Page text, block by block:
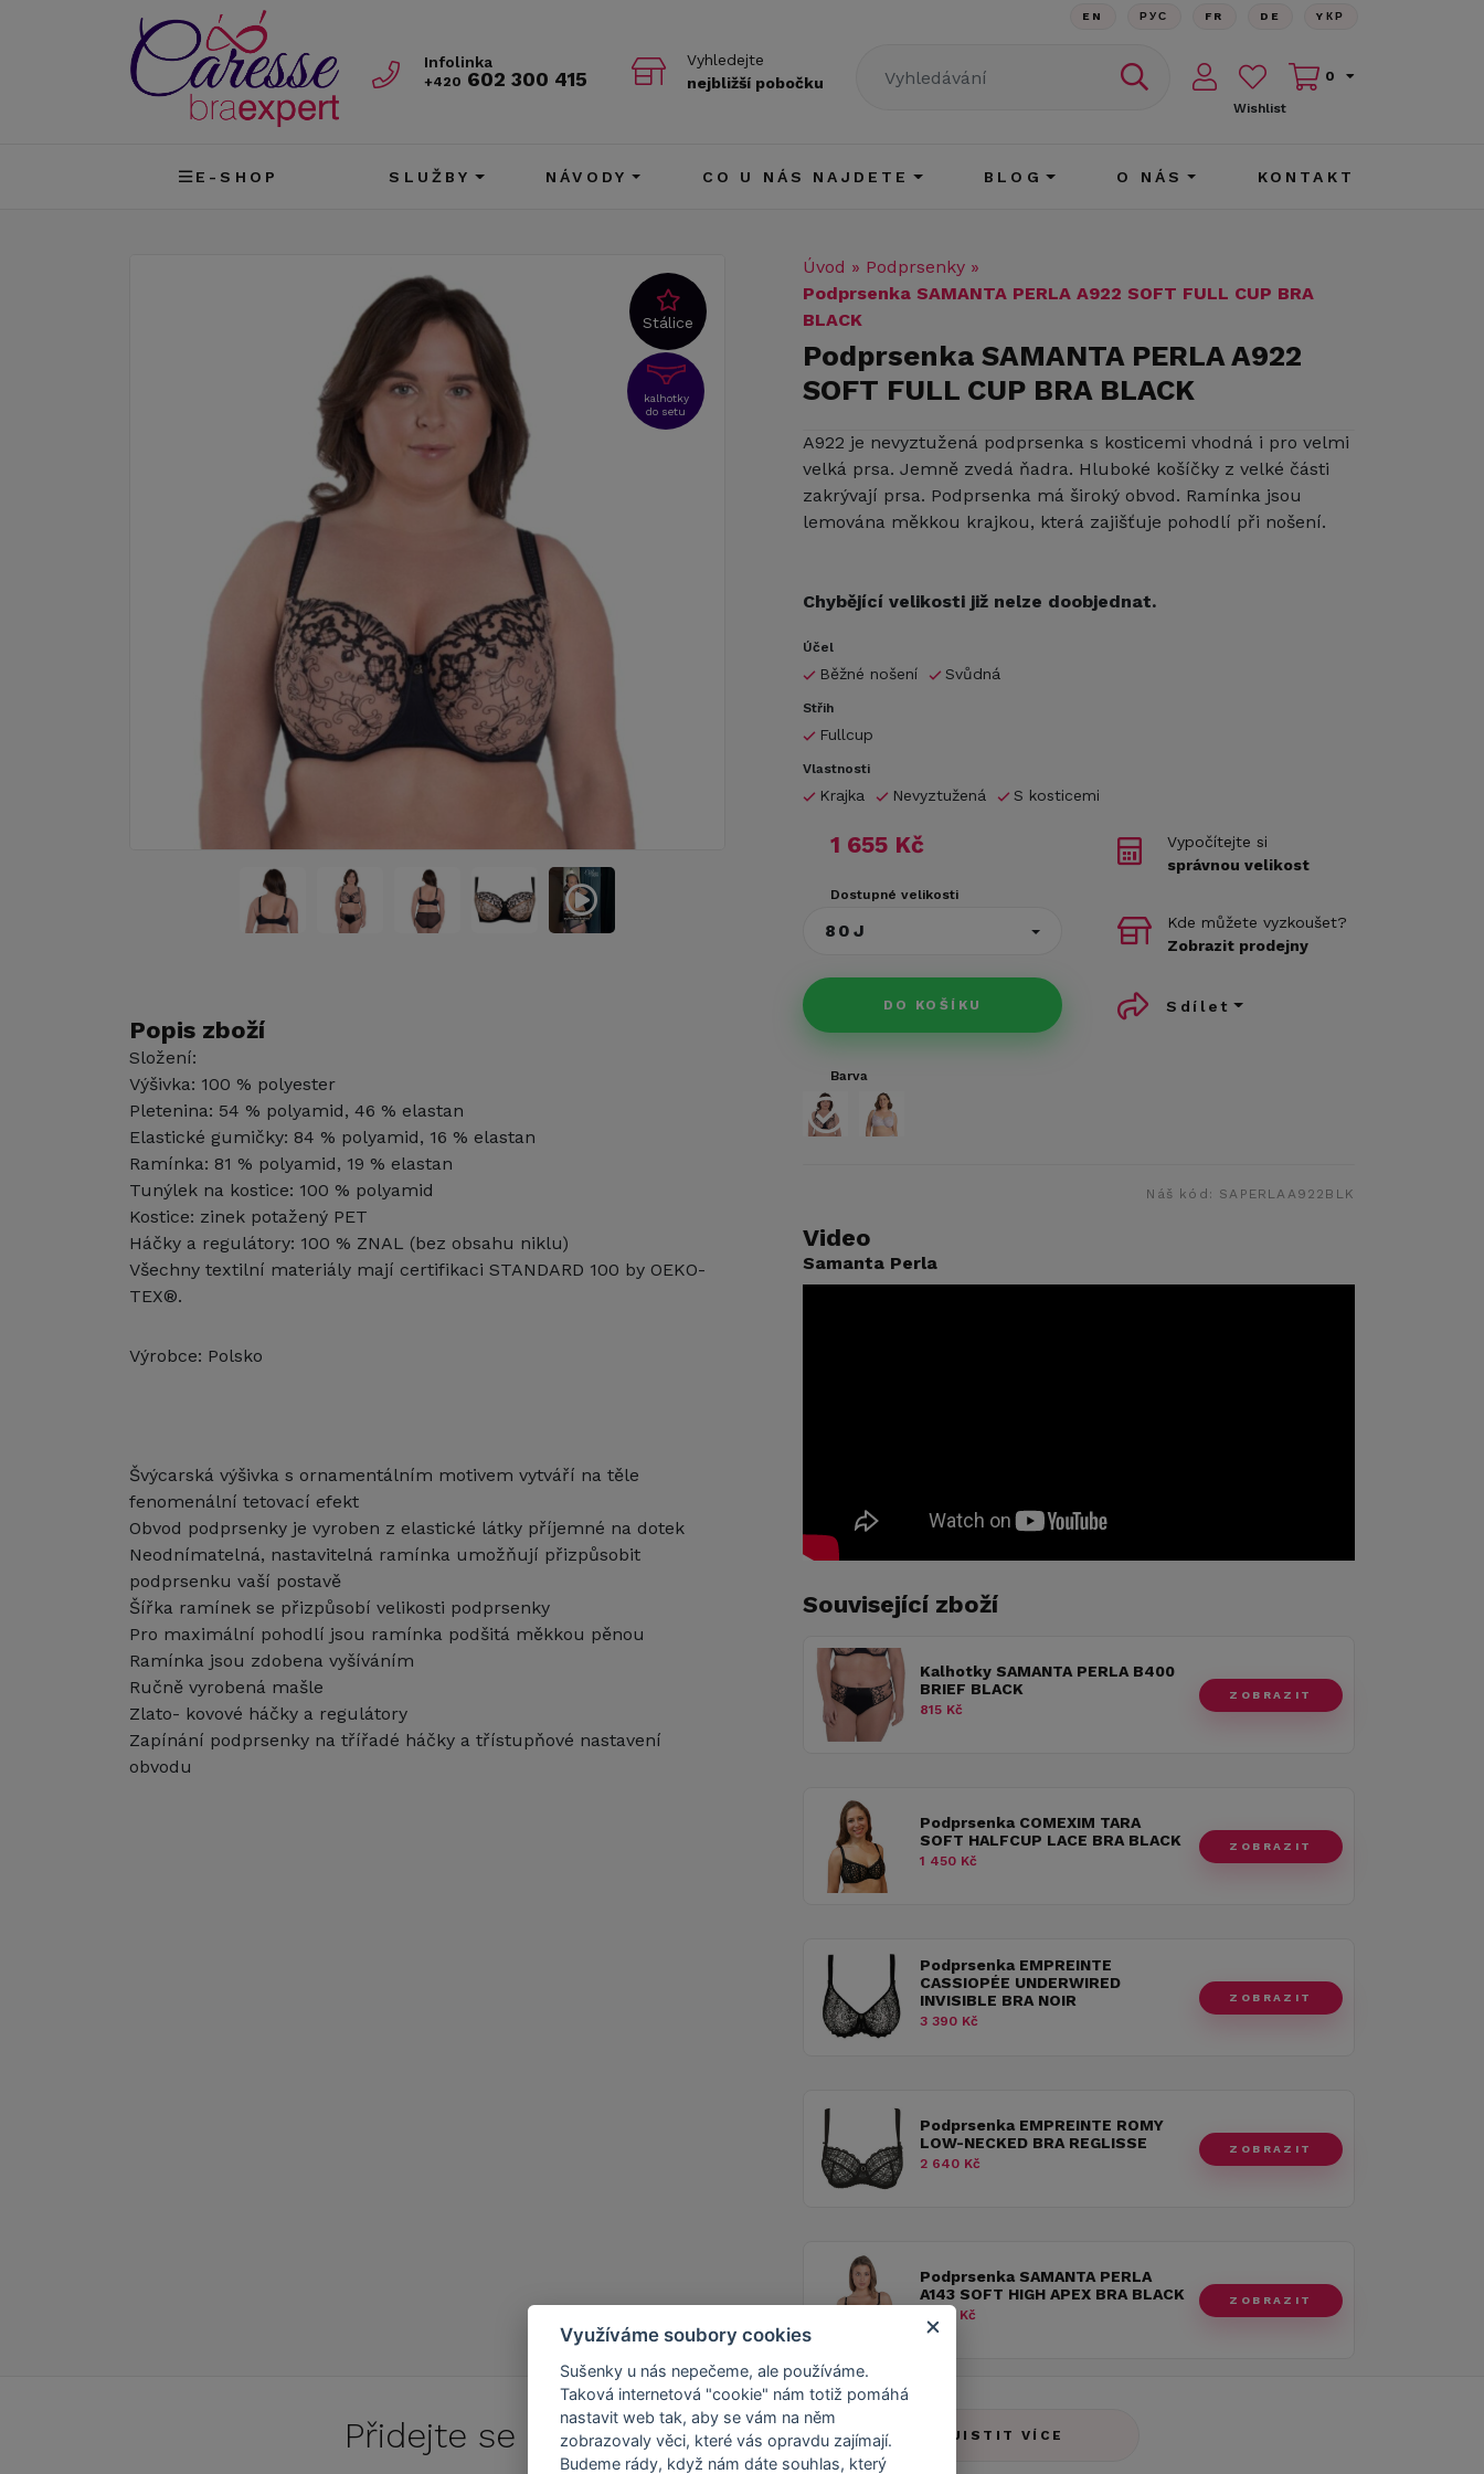
Infolinka
+420 602 300 415
Vyhledejte
nejbližší pobočku
EN РУС FR DE YКР
Wishlist
0
E-SHOP SLUŽBY NÁVODY CO U NÁS NAJDETE BLOG O NÁS KONTAKT
Stálice
kalhotky
do setu
Popis zboží
Složení:
Výšivka: 100 % polyester
Pletenina: 54 % polyamid, 46 % elastan
Elastické gumičky: 84 % polyamid, 16 % elastan
Ramínka: 81 % polyamid, 19 % elastan
Tunýlek na kostice: 100 % polyamid
Kostice: zinek potažený PET
Háčky a regulátory: 100 % ZNAL (bez obsahu niklu)
Všechny textilní materiály mají certifikaci STANDARD 100 by OEKO-
TEX®.
Výrobce: Polsko
Švýcarská výšivka s ornamentálním motivem vytváří na těle
fenomenální tetovací efekt
Obvod podprsenky je vyroben z elastické látky příjemné na dotek
Neodnímatelná, nastavitelná ramínka umožňují přizpůsobit
podprsenku vaší postavě
Šířka ramínek se přizpůsobí velikosti podprsenky
Pro maximální pohodlí jsou ramínka podšitá měkkou pěnou
Ramínka jsou zdobena vyšíváním
Ručně vyrobená mašle
Zlato- kovové háčky a regulátory
Zapínání podprsenky na třířadé háčky a třístupňové nastavení
obvodu
Úvod » Podprsenky »
Podprsenka SAMANTA PERLA A922 SOFT FULL CUP BRA
BLACK
Podprsenka SAMANTA PERLA A922
SOFT FULL CUP BRA BLACK
A922 je nevyztužená podprsenka s kosticemi vhodná i pro velmi
velká prsa. Jemně zvedá ňadra. Hluboké košíčky z velké části
zakrývají prsa. Podprsenka má široký obvod. Ramínka jsou
lemována měkkou krajkou, která zajišťuje pohodlí při nošení.
Chybějící velikosti již nelze doobjednat.
Účel
Běžné nošení Svůdná
Střih
Fullcup
Vlastnosti
Krajka Nevyztužená S kosticemi
1 655 Kč
Dostupné velikosti
80J
DO KOŠÍKU
Vypočítejte si
správnou velikost
Kde můžete vyzkoušet?
Zobrazit prodejny
Sdílet
Barva
Náš kód: SAPERLAA922BLK
Video
Samanta Perla
Související zboží
Kalhotky SAMANTA PERLA B400
BRIEF BLACK
815 Kč
ZOBRAZIT
Podprsenka COMEXIM TARA
SOFT HALFCUP LACE BRA BLACK
1 450 Kč
ZOBRAZIT
Podprsenka EMPREINTE
CASSIOPÉE UNDERWIRED
INVISIBLE BRA NOIR
3 390 Kč
ZOBRAZIT
Podprsenka EMPREINTE ROMY
LOW-NECKED BRA REGLISSE
2 640 Kč
ZOBRAZIT
Podprsenka SAMANTA PERLA
A143 SOFT HIGH APEX BRA BLACK
1 545 Kč
ZOBRAZIT
Přidejte se doCaresse Clubu! ZJISTIT VÍCE
Využíváme soubory cookies
Sušenky u nás nepečeme, ale používáme.
Taková internetová "cookie" nám totiž pomáhá
nastavit web tak, aby se vám na něm
zobrazovaly věci, které vás opravdu zajímají.
Budeme rády, když nám dáte souhlas, který